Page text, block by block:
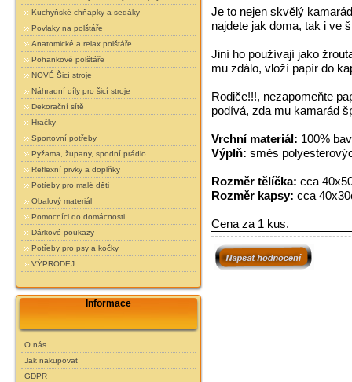
Kuchyňské chňapky a sedáky
Povlaky na polštáře
Anatomické a relax polštáře
Pohankové polštáře
NOVÉ Šicí stroje
Náhradní díly pro šicí stroje
Dekorační sítě
Hračky
Sportovní potřeby
Pyžama, župany, spodní prádlo
Reflexní prvky a doplňky
Potřeby pro malé děti
Obalový materiál
Pomocníci do domácnosti
Dárkové poukazy
Potřeby pro psy a kočky
VÝPRODEJ
Informace
O nás
Jak nakupovat
GDPR
Je to nejen skvělý
najdete jak doma, tak i ve
Jiní ho používají jako
mu zdálo, vloží papír do
Rodiče!!!, nezapomeňte
podívá, zda mu kamarád
Vrchní materiál: 100%
Výplň: směs
Rozměr tělíčka: cca
Rozměr kapsy: cca
Cena za 1 kus.